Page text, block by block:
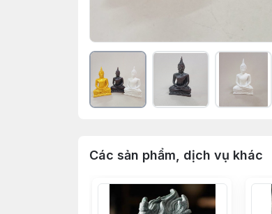
Các sản phẩm, dịch vụ khác